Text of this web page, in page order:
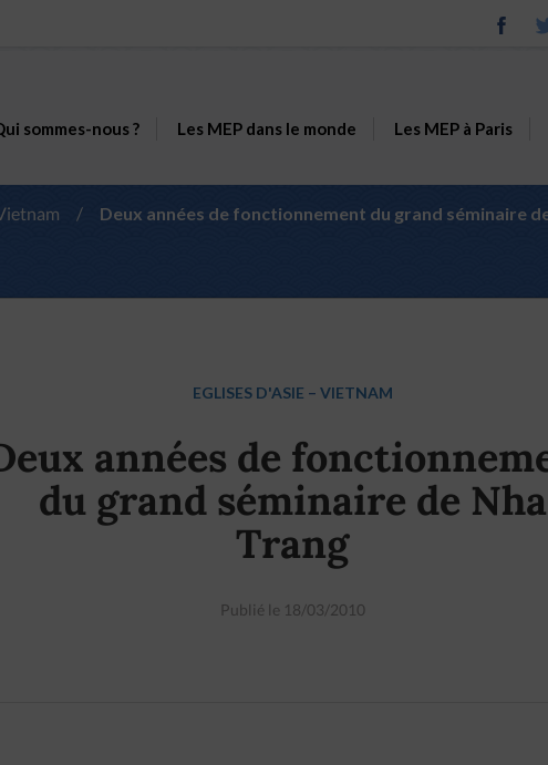
sommes-nous ? Les MEP dans le monde Les MEP à Paris
/ Deux années de fonctionnement du grand séminaire
EGLISES D'ASIE – VIETNAM
années de
du grand séminaire de Nha
Trang
Publié le 18/03/2010